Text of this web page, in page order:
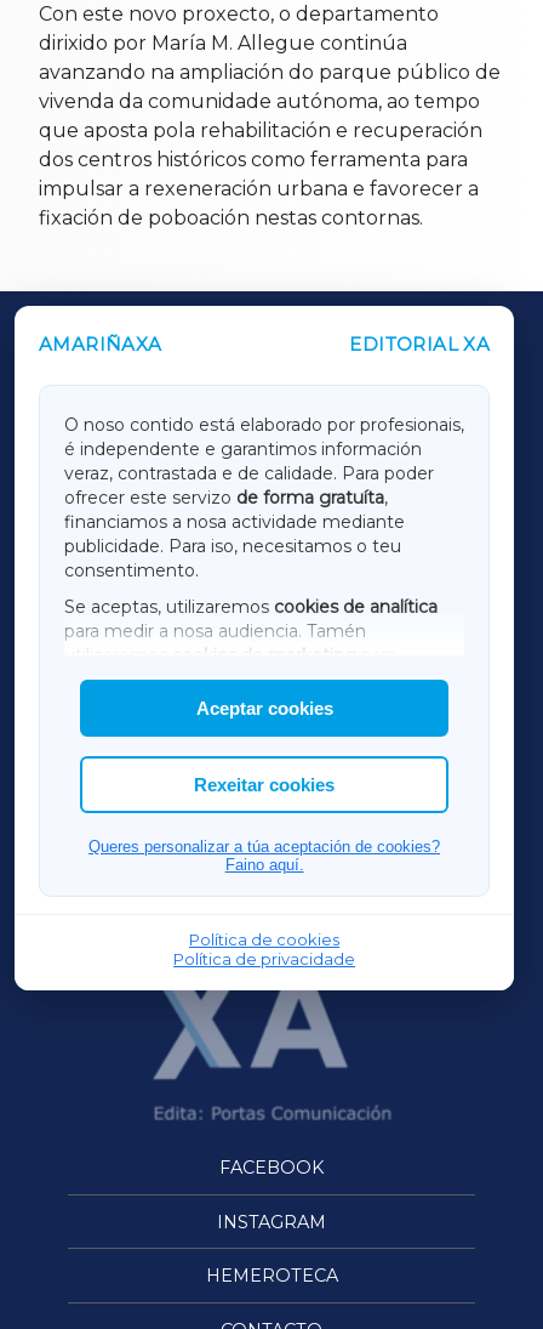
Con este novo proxecto, o departamento
dirixido por María M. Allegue continúa
avanzando na ampliación do parque público de
vivenda da comunidade autónoma, ao tempo
que aposta pola rehabilitación e recuperación
dos centros históricos como ferramenta para
impulsar a rexeneración urbana e favorecer a
fixación de poboación nestas contornas.
AMARIÑAXA EDITORIAL XA
O noso contido está elaborado por profesionais,
é independente e garantimos información
veraz, contrastada e de calidade. Para poder
ofrecer este servizo de forma gratuíta,
financiamos a nosa actividade mediante
publicidade. Para iso, necesitamos o teu
consentimento.
Se aceptas, utilizaremos cookies de analítica
para medir a nosa audiencia. Tamén
utilizaremos
cookies de marketing
mostrar publicidade de terceiros.
Así mesmo, podes personalizar a elección das
cookies que desexas permitir.
Aceptar cookies
Rexeitar cookies
Queres personalizar a túa aceptación de cookies?
Faino aquí.
Política de cookies
Política de privacidade
OUTROS PERIÓDICOS
LUGOXA
TERRACHAXA
AMARIÑAXA
RIBEIRASACRAXA
ACORUÑAXA
FERROLXA
OURENSEXA
FACEBOOK
INSTAGRAM
HEMEROTECA